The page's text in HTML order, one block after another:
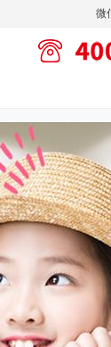
微